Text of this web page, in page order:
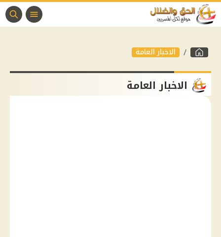
الاخبار العامة
الاخبار العامة